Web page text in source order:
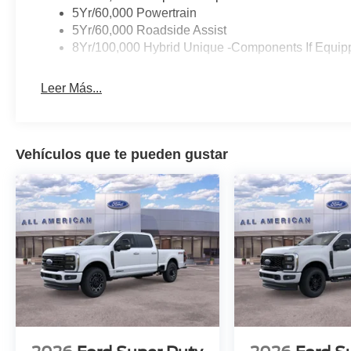
5Yr/60,000 Powertrain
5Yr/60,000 Roadside Assist
8Yr/100,000 Hybrid Unique -Components If
Leer Más...
Vehículos que te pueden gustar